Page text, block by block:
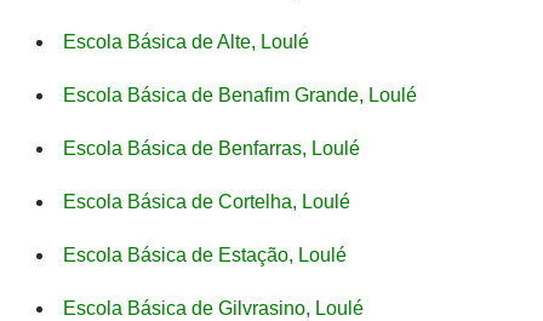
Escola Básica de Alte, Loulé
Escola Básica de Benafim Grande, Loulé
Escola Básica de Benfarras, Loulé
Escola Básica de Cortelha, Loulé
Escola Básica de Estação, Loulé
Escola Básica de Gilvrasino, Loulé